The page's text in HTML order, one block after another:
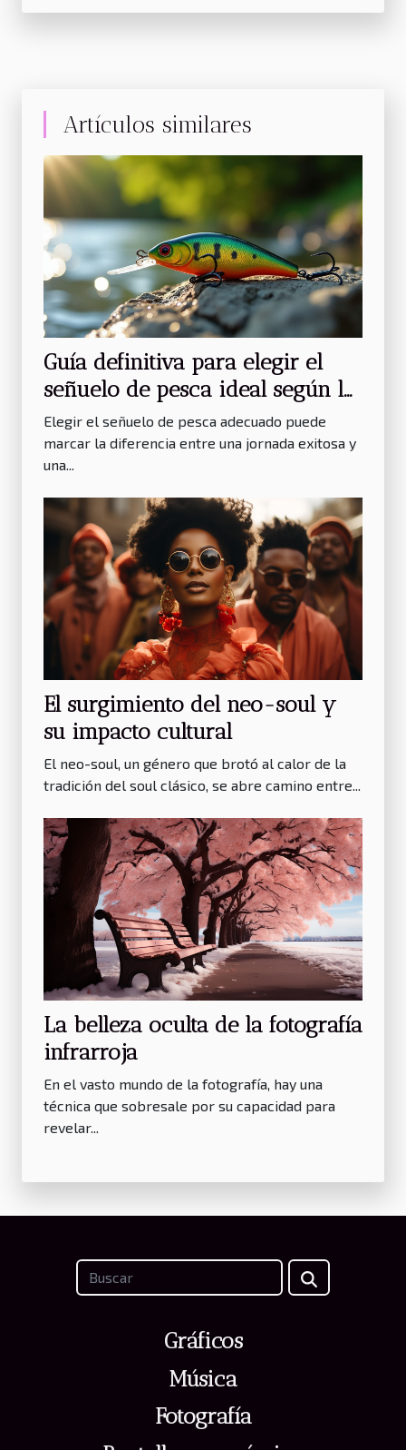
Artículos similares
Guía definitiva para elegir el
señuelo de pesca ideal según la
especie objetivo
Elegir el señuelo de pesca adecuado puede
marcar la diferencia entre una jornada exitosa y
una...
El surgimiento del neo-soul y
su impacto cultural
El neo-soul, un género que brotó al calor de la
tradición del soul clásico, se abre camino entre...
La belleza oculta de la fotografía
infrarroja
En el vasto mundo de la fotografía, hay una
técnica que sobresale por su capacidad para
revelar...
Gráficos
Música
Fotografía